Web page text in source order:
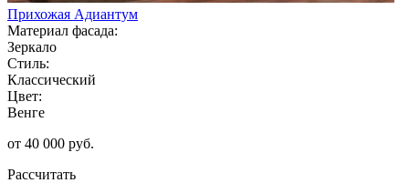
Прихожая Адиантум
Материал фасада:
Зеркало
Стиль:
Классический
Цвет:
Венге
от 40 000 руб.
Рассчитать